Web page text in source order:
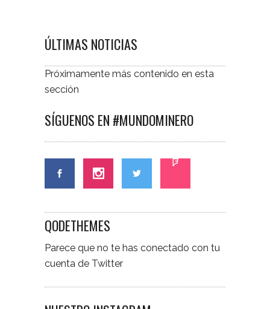
ÚLTIMAS NOTICIAS
Próximamente más contenido en esta
sección
SÍGUENOS EN #MUNDOMINERO
QODETHEMES
Parece que no te has conectado con tu
cuenta de Twitter